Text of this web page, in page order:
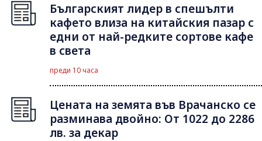
Българският лидер в спешълти
кафето влиза на китайския пазар с
едни от най-редките сортове кафе
в света
преди 10 часа
Цената на земята във Врачанско се
разминава двойно: От 1022 до 2286
лв. за декар